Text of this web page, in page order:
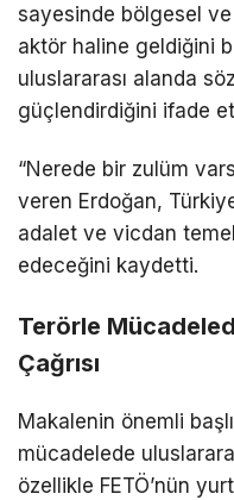
sayesinde bölgesel
aktör haline geldiğini
uluslararası alanda
güçlendirdiğini ifade
“Nerede bir zulüm
veren Erdoğan,
adalet ve vicdan
edeceğini kaydetti.
Terörle
Çağrısı
Makalenin önemli
mücadelede
özellikle FETÖ’nün